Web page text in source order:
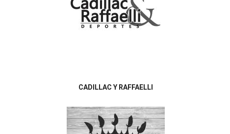
CADILLAC Y RAFFAELLI